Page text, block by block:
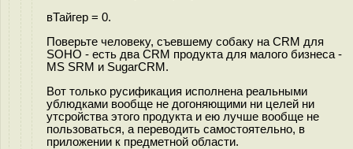
вТайгер = 0.
Поверьте человеку, съевшему собаку на CRM для
SOHO - есть два CRM продукта для малого бизнеса -
MS SRM и SugarCRM.
Вот только русификация исполнена реальными
ублюдками вообще не догоняющими ни целей ни
утсройства этого продукта и ею лучше вообще не
пользоваться, а переводить самостоятельно, в
приложении к предметной области.